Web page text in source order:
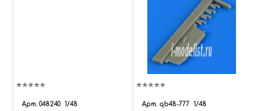
Арт. 048240 1/48 Арт. qb48-777 1/48